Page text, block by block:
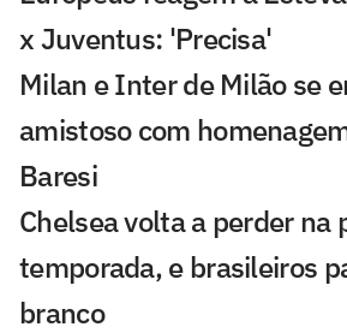
x Juventus: 'Precisa'
Milan e Inter de Milão se
amistoso com
Baresi
Chelsea volta a perder na
temporada, e brasileiros
branco